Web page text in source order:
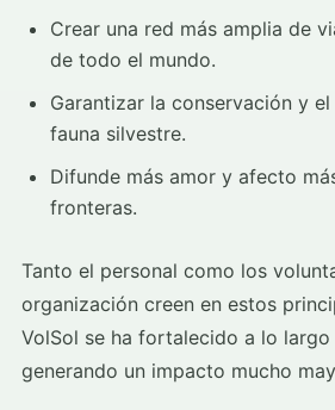
Crear una red más amplia de
de todo el mundo.
Garantizar la conservación y
fauna silvestre.
Difunde más amor y afecto
fronteras.
Tanto el personal como los
organización creen en estos
VolSol se ha fortalecido a lo largo
generando un impacto mucho